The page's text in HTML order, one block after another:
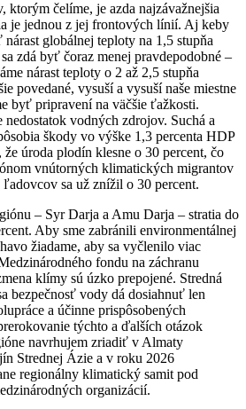
ktorým čelíme, je azda najzávažnejšia
je jednou z jej frontových línií. Aj keby
globálnej teploty na 1,5 stupňa
zdá byť čoraz menej pravdepodobné –
nárast teploty o 2 až 2,5 stupňa
povedané, vysuší a vysuší naše miestne
byť pripravení na väčšie ťažkosti.
nedostatok vodných zdrojov. Suchá a
škody vo výške 1,3 percenta HDP
že úroda plodín klesne o 30 percent, čo
vnútorných klimatických migrantov
sa už znížil o 30 percent.
– Syr Darja a Amu Darja – stratia do
Aby sme zabránili environmentálnej
žiadame, aby sa vyčlenilo viac
fondu na záchranu
klímy sú úzko prepojené. Stredná
bezpečnosť vody dá dosiahnuť len
a účinne prispôsobených
týchto a ďalších otázok
navrhujem zriadiť v Almaty
Strednej Ázie a v roku 2026
regionálny klimatický samit pod
organizácií.